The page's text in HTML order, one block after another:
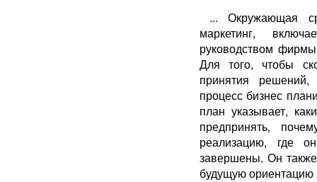
... Окружающая
маркетинг,
руководством
Для того, чтобы
принятия решений,
процесс бизнес
план указывает,
предпринять,
реализацию, где
завершены. Он
будущую ориентацию